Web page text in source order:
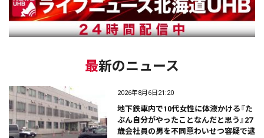
最新のニュース
2026年8月6日21:20
地下鉄車内で10代女性に体液かける『た
ぶん自分がやったことなんだと思う』27
歳会社員の男を不同意わいせつ容疑で逮